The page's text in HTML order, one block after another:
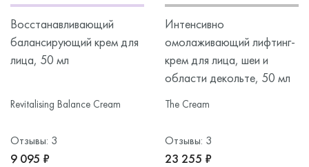
Восстанавливающий
балансирующий крем для
лица, 50 мл
Revitalising Balance Cream
Отзывы: 3
9 095 ₽
Интенсивно
омолаживающий лифтинг-
крем для лица, шеи и
области декольте, 50 мл
The Cream
Отзывы: 3
23 255 ₽